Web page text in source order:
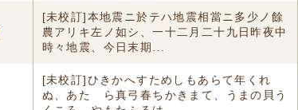
[未校訂]本地震ニ於テハ地震相當ニ多少ノ餘
農アリキ左ノ如シ、一十二月二十九日昨夜中
時々地震、今日末期...
[未校訂]ひきかへすためしもあらて年くれ
ぬ、あたゝら真弓春ちかきまて、うまの貝う